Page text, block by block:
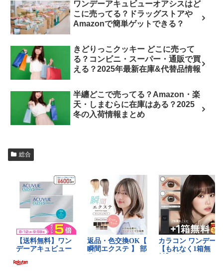
ワンデーアキュビューオアシスはど
こに売ってる？ドラッグストアや
Amazonで簡単ゲットできる？
きどりっこクッキー どこに売って
る？コンビニ・スーパー・通販で買
える？2025年最新在庫&代替品情報
半纏どこで売ってる？Amazon・楽
天・しまむらに在庫はある？2025
冬の入荷情報まとめ
総合